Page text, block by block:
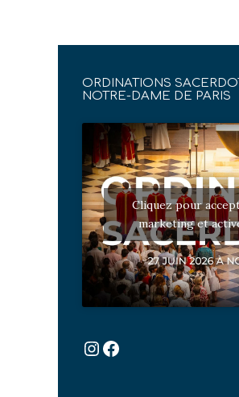
ORDINATIONS
NOTRE-DAME DE PARIS
Cliquez pour
marketing et
Instagram
Facebook